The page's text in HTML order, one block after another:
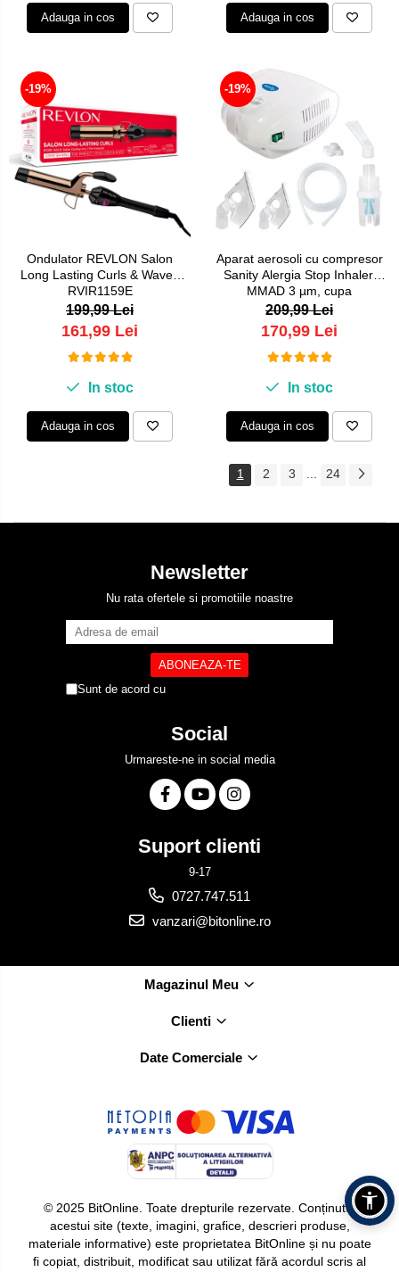
Adauga in cos Adauga in cos
-19%
Ondulator REVLON Salon
Long Lasting Curls & Waves
RVIR1159E
199,99 Lei
161,99 Lei
In stoc
Adauga in cos
-19%
Aparat aerosoli cu compresor
Sanity Alergia Stop Inhaler,
MMAD 3 µm, cupa
medicamente 10 ml
209,99 Lei
170,99 Lei
In stoc
Adauga in cos
1 2 3 24
Newsletter
Nu rata ofertele si promotiile noastre
Sunt de acord cu
Social
Urmareste-ne in social media
Suport clienti
9-17
0727.747.511
vanzari@bitonline.ro
Magazinul Meu
Clienti
Date Comerciale
© 2025 BitOnline. Toate drepturile rezervate. Conținutul
acestui site (texte, imagini, grafice, descrieri produse,
materiale informative) este proprietatea BitOnline și nu poate
fi copiat, distribuit, modificat sau utilizat fără acordul scris al